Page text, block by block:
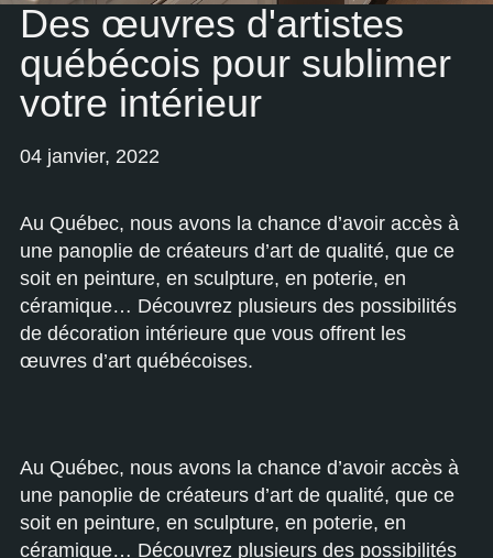
Des œuvres d'artistes
québécois pour sublimer
votre intérieur
04 janvier, 2022
Au Québec, nous avons la chance d’avoir accès à
une panoplie de créateurs d’art de qualité, que ce
soit en peinture, en sculpture, en poterie, en
céramique… Découvrez plusieurs des possibilités
de décoration intérieure que vous offrent les
œuvres d’art québécoises.
Au Québec, nous avons la chance d’avoir accès à
une panoplie de créateurs d’art de qualité, que ce
soit en peinture, en sculpture, en poterie, en
céramique… Découvrez plusieurs des possibilités